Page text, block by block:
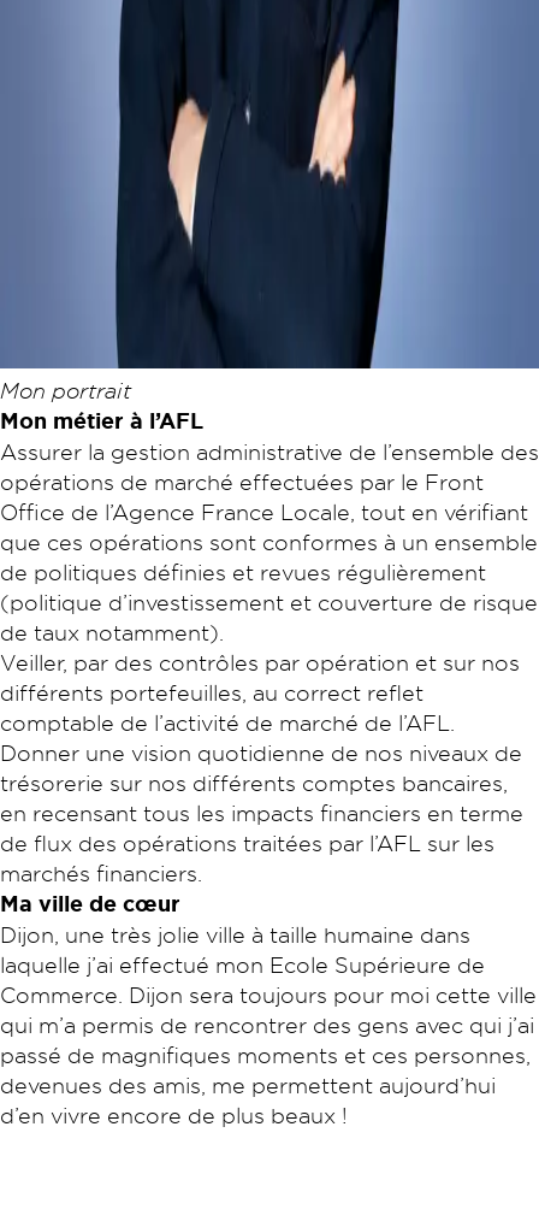
Mon portrait
Mon métier à l’AFL
Assurer la gestion administrative de l’ensemble des
opérations de marché effectuées par le Front
Office de l’Agence France Locale, tout en vérifiant
que ces opérations sont conformes à un ensemble
de politiques définies et revues régulièrement
(politique d’investissement et couverture de risque
de taux notamment).
Veiller, par des contrôles par opération et sur nos
différents portefeuilles, au correct reflet
comptable de l’activité de marché de l’AFL.
Donner une vision quotidienne de nos niveaux de
trésorerie sur nos différents comptes bancaires,
en recensant tous les impacts financiers en terme
de flux des opérations traitées par l’AFL sur les
marchés financiers.
Ma ville de cœur
Dijon, une très jolie ville à taille humaine dans
laquelle j’ai effectué mon Ecole Supérieure de
Commerce. Dijon sera toujours pour moi cette ville
qui m’a permis de rencontrer des gens avec qui j’ai
passé de magnifiques moments et ces personnes,
devenues des amis, me permettent aujourd’hui
d’en vivre encore de plus beaux !